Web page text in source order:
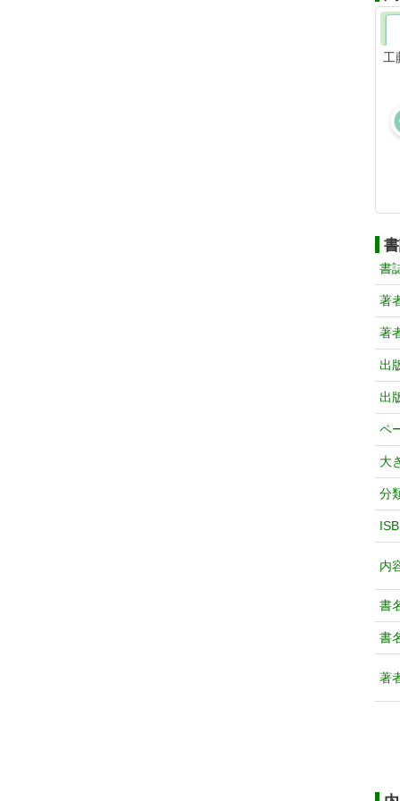
工
書
著
著
出
出
ペ
大
分
内
書
書
著